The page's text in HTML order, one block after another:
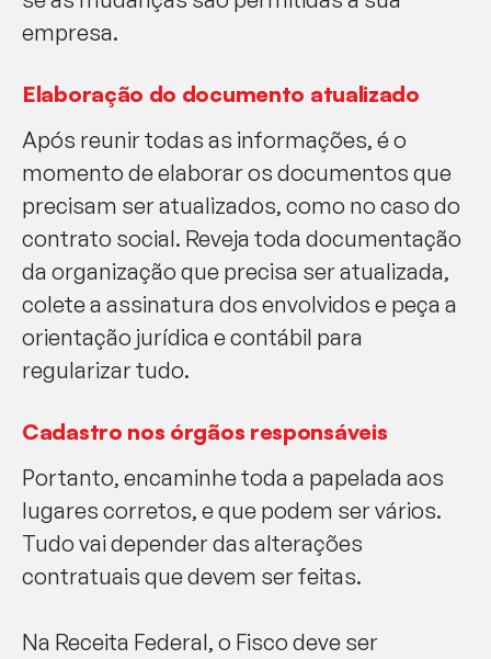
empresa.
Elaboração do documento atualizado
Após reunir todas as informações, é o
momento de elaborar os documentos que
precisam ser atualizados, como no caso do
contrato social. Reveja toda documentação
da organização que precisa ser atualizada,
colete a assinatura dos envolvidos e peça a
orientação jurídica e contábil para
regularizar tudo.
Cadastro nos órgãos responsáveis
Portanto, encaminhe toda a papelada aos
lugares corretos, e que podem ser vários.
Tudo vai depender das alterações
contratuais que devem ser feitas.
Na Receita Federal, o Fisco deve ser